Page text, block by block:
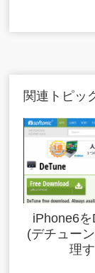
関連トピッ
iPhone6
(デチュー
理